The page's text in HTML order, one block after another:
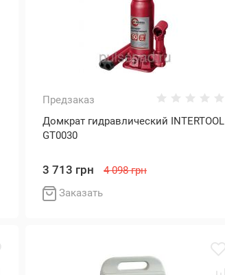
Предзаказ
Домкрат гидравлический INTERTOOL
GT0030
3 713 грн
4 098 грн
Заказать